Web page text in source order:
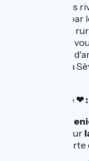
Vous quittez les
le cap au Sud,
champêtres et
omniprésente
de l'ultime ville
méandres de la
Nos coups de ❤ :
Arrivée sur
Découverte